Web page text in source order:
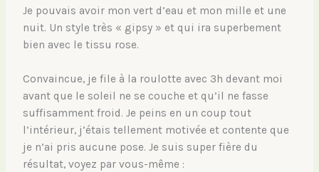
Je pouvais avoir mon vert d’eau et mon mille et une
nuit. Un style très « gipsy » et qui ira superbement
bien avec le tissu rose.
Convaincue, je file à la roulotte avec 3h devant moi
avant que le soleil ne se couche et qu’il ne fasse
suffisamment froid. Je peins en un coup tout
l’intérieur, j’étais tellement motivée et contente que
je n’ai pris aucune pose. Je suis super fière du
résultat, voyez par vous-même :